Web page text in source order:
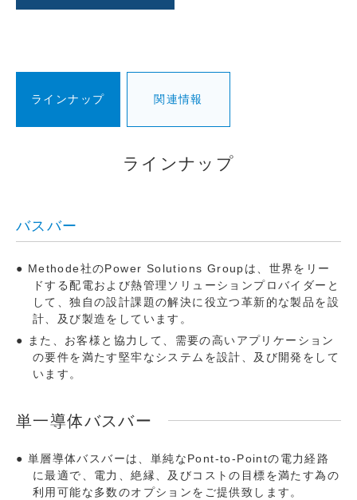
ラインナップ 関連情報
ラインナップ
バスバー
Methode社のPower Solutions Groupは、世界をリー
ドする配電および熱管理ソリューションプロバイダーと
して、独自の設計課題の解決に役立つ革新的な製品を設
計、及び製造をしています。
また、お客様と協力して、需要の高いアプリケーション
の要件を満たす堅牢なシステムを設計、及び開発をして
います。
単一導体バスバー
単層導体バスバーは、単純なPont-to-Pointの電力経路
に最適で、電力、絶縁、及びコストの目標を満たす為の
利用可能な多数のオプションをご提供致します。